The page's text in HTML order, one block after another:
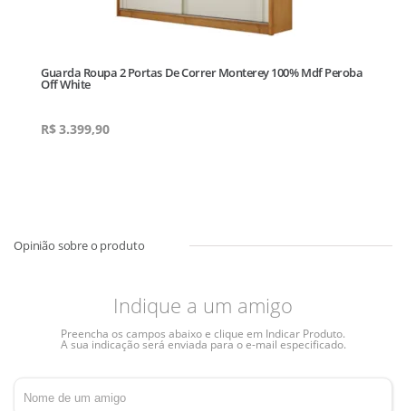
Guarda Roupa 2 Portas De Correr Monterey 100% Mdf Peroba
Off White
R$3.399,90
Indique a um amigo
Preencha os campos abaixo e clique em Indicar Produto.
A sua indicação será enviada para o e-mail especificado.